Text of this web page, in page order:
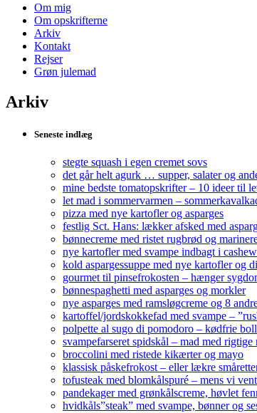
Om mig
Om opskrifterne
Arkiv
Kontakt
Rejser
Grøn julemad
Arkiv
Seneste indlæg
stegte squash i egen cremet sovs
det går helt agurk … supper, salater og
mine bedste tomatopskrifter – 10 ideer til
let mad i sommervarmen –
pizza med nye kartofler og asparges
festlig Sct. Hans: lækker afsked med
bønnecreme med ristet rugbrød og
nye kartofler med svampe indbagt i
kold aspargessuppe med nye kartofler og
gourmet til pinsefrokosten – hænger
bønnespaghetti med asparges og morkler
nye asparges med ramsløgcreme og 8
kartoffel/jordskokkefad med svampe –
polpette al sugo di pomodoro – kødfrie
svampefarseret spidskål – mad med rigtige
broccolini med ristede kikærter og mayo
klassisk påskefrokost – eller lækre
tofusteak med blomkålspuré – mens vi
pandekager med grønkålscreme, høvlet
hvidkåls”steak” med svampe, bønner og